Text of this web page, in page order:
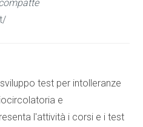
test per intolleranze
e
l'attività i corsi e i test